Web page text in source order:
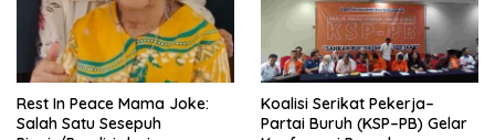
KBI yang Berbasis Riset di
seluruh Indonesia dan
Mancanegara”.
Rest In Peace Mama Joke:
Salah Satu Sesepuh
Koalisi Serikat Pekerja–
Partai Buruh (KSP–PB) Gelar